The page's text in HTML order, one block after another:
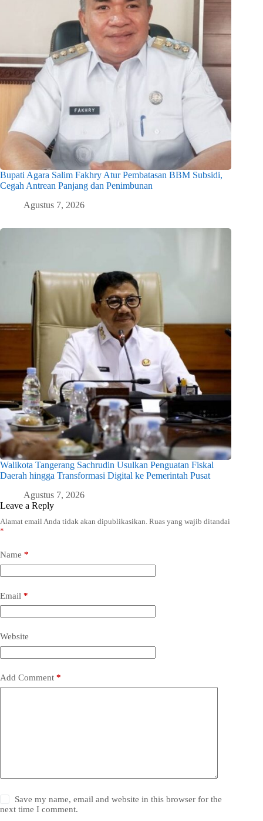
Bupati Agara Salim Fakhry Atur Pembatasan BBM Subsidi,
Cegah Antrean Panjang dan Penimbunan
Agustus 7, 2026
Walikota Tangerang Sachrudin Usulkan Penguatan Fiskal
Daerah hingga Transformasi Digital ke Pemerintah Pusat
Agustus 7, 2026
Leave a Reply
Alamat email Anda tidak akan dipublikasikan. Ruas yang wajib ditandai
*
Name *
Email *
Website
Add Comment *
Save my name, email and website in this browser for the
next time I comment.